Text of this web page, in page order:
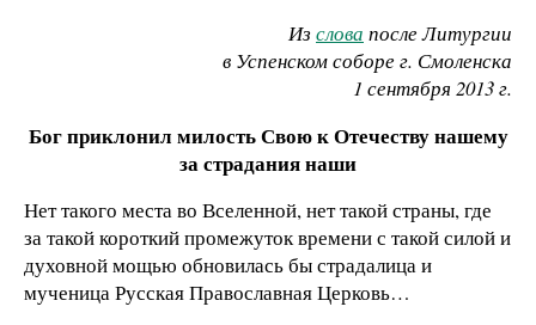
Изслова после Литургии
в Успенском соборе г. Смоленска
1 сентября 2013 г.
Бог приклонил милость Свою к Отечеству нашему
за страдания наши
Нет такого места во Вселенной, нет такой страны, где
за такой короткий промежуток времени с такой силой и
духовной мощью обновилась бы страдалица и
мученица Русская Православная Церковь…